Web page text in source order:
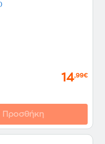
14,99€
Προσθήκη